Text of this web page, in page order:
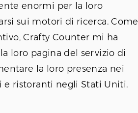
enormi per la loro
sui motori di ricerca. Come
Crafty Counter mi ha
loro pagina del servizio di
la loro presenza nei
ristoranti negli Stati Uniti.